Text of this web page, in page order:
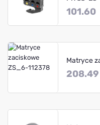
101.60
Matryce
208.49